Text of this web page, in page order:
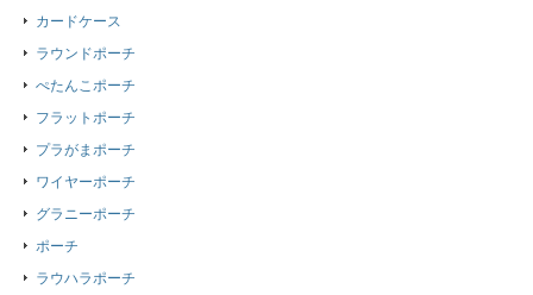
カードケース
ラウンドポーチ
ぺたんこポーチ
フラットポーチ
プラがまポーチ
ワイヤーポーチ
グラニーポーチ
ポーチ
ラウハラポーチ